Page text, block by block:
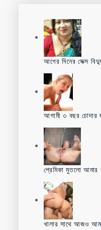
আগের দিনের সেক্স
আগামী ৩ বছর চোদার
প্রেমিকা মুতলো আমার
খালার সাথে আজও